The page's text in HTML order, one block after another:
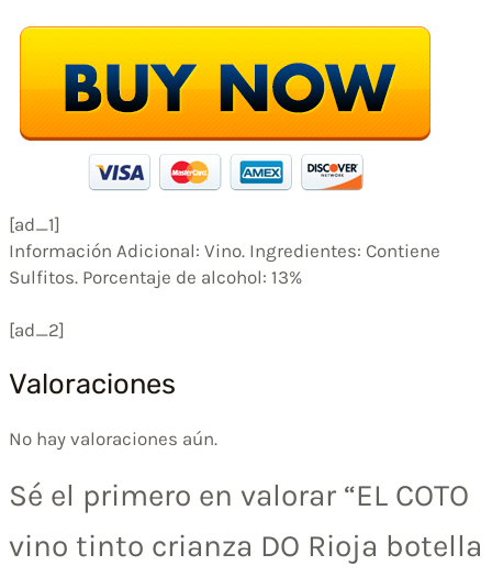
[ad_1]
Información Adicional: Vino. Ingredientes: Contiene
Sulfitos. Porcentaje de alcohol: 13%
[ad_2]
Valoraciones
No hay valoraciones aún.
Sé el primero en valorar “EL COTO
vino tinto crianza DO Rioja botella